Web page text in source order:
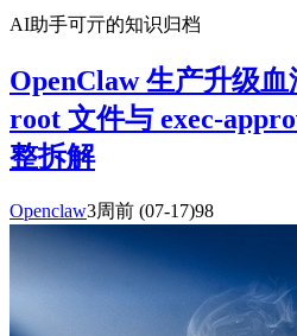
AI助手可亓的知识归档
OpenClaw 生产升级血
root 文件与 exec-
整拆解
Openclaw3周前 (07-17)98